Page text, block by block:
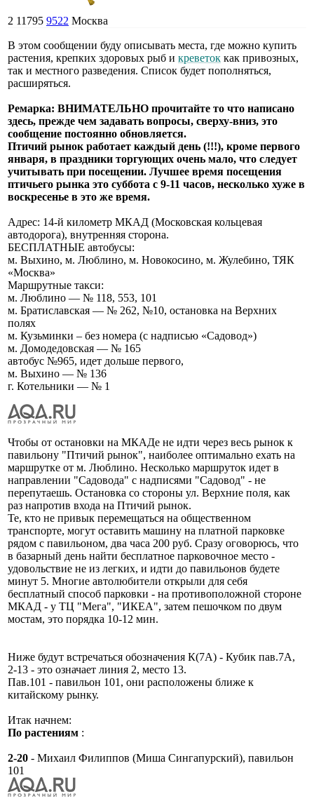
2 11795 9522 Москва
В этом сообщении буду описывать места, где можно купить
растения, крепких здоровых рыб и креветок как привозных,
так и местного разведения. Список будет пополняться,
расширяться.
Ремарка: ВНИМАТЕЛЬНО прочитайте то что написано
здесь, прежде чем задавать вопросы, сверху-вниз, это
сообщение постоянно обновляется.
Птичий рынок работает каждый день (!!!), кроме первого
января, в праздники торгующих очень мало, что следует
учитывать при посещении. Лучшее время посещения
птичьего рынка это суббота с 9-11 часов, несколько хуже в
воскресенье в это же время.
Адрес: 14-й километр МКАД (Московская кольцевая
автодорога), внутренняя сторона.
БЕСПЛАТНЫЕ автобусы:
м. Выхино, м. Люблино, м. Новокосино, м. Жулебино, ТЯК
«Москва»
Маршрутные такси:
м. Люблино — № 118, 553, 101
м. Братиславская — № 262, №10, остановка на Верхних
полях
м. Кузьминки – без номера (с надписью «Садовод»)
м. Домодедовская — № 165
автобус №965, идет дольше первого,
м. Выхино — № 136
г. Котельники — № 1
Чтобы от остановки на МКАДе не идти через весь рынок к
павильону "Птичий рынок", наиболее оптимально ехать на
маршрутке от м. Люблино. Несколько маршруток идет в
направлении "Садовода" с надписями "Садовод" - не
перепутаешь. Остановка со стороны ул. Верхние поля, как
раз напротив входа на Птичий рынок.
Те, кто не привык перемещаться на общественном
транспорте, могут оставить машину на платной парковке
рядом с павильоном, два часа 200 руб. Сразу оговорюсь, что
в базарный день найти бесплатное парковочное место -
удовольствие не из легких, и идти до павильонов будете
минут 5. Многие автолюбители открыли для себя
бесплатный способ парковки - на противоположной стороне
МКАД - у ТЦ "Мега", "ИКЕА", затем пешочком по двум
мостам, это порядка 10-12 мин.
Ниже будут встречаться обозначения К(7А) - Кубик пав.7А,
2-13 - это означает линия 2, место 13.
Пав.101 - павильон 101, они расположены ближе к
китайскому рынку.
Итак начнем:
По растениям :
2-20 - Михаил Филиппов (Миша Сингапурский), павильон
101